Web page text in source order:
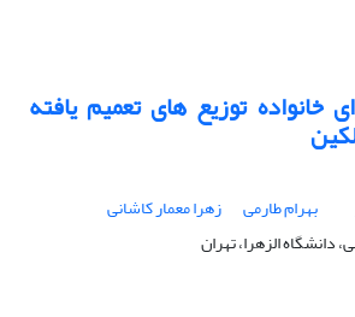
خانواده توزیع های تعمیم یافته
بهرام طارمی
زهرا معمار کاشانی
دانشگاه الزهرا، تهران